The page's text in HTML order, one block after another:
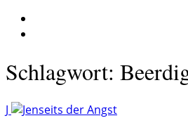
Schlagwort:
J